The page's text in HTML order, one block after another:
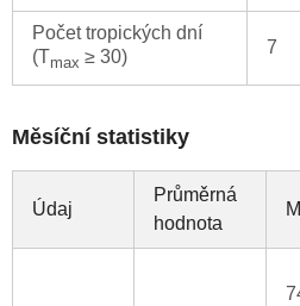
Počet tropických dní
(Tmax ≥ 30) 7
Měsíční statistiky
Údaj
Průměrná
hodnota